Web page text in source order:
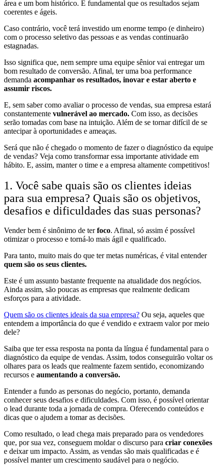
área e um bom histórico. É fundamental que os resultados sejam
coerentes e ágeis.
Caso contrário, você terá investido um enorme tempo (e dinheiro)
com o processo seletivo das pessoas e as vendas continuarão
estagnadas.
Isso significa que, nem sempre uma equipe sênior vai entregar um
bom resultado de conversão. Afinal, ter uma boa performance
demanda acompanhar os resultados, inovar e estar aberto e
assumir riscos.
E, sem saber como avaliar o processo de vendas, sua empresa estará
constantemente vulnerável ao mercado. Com isso, as decisões
serão tomadas com base na intuição. Além de se tornar difícil de se
antecipar à oportunidades e ameaças.
Será que não é chegado o momento de fazer o diagnóstico da equipe
de vendas? Veja como transformar essa importante atividade em
hábito. E, assim, manter o time e a empresa altamente competitivos!
1. Você sabe quais são os clientes ideias
para sua empresa? Quais são os objetivos,
desafios e dificuldades das suas personas?
Vender bem é sinônimo de terfoco. Afinal, só assim é possível
otimizar o processo e torná-lo mais ágil e qualificado.
Para tanto, muito mais do que ter metas numéricas, é vital entender
quem são os seus clientes.
Este é um assunto bastante frequente na atualidade dos negócios.
Ainda assim, são poucas as empresas que realmente dedicam
esforços para a atividade.
Quem são os clientes ideais da sua empresa? Ou seja, aqueles que
entendem a importância do que é vendido e extraem valor por meio
dele?
Saiba que ter essa resposta na ponta da língua é fundamental para o
diagnóstico da equipe de vendas. Assim, todos conseguirão voltar os
olhares para os leads que realmente fazem sentido, economizando
recursos e aumentando a conversão.
Entender a fundo as personas do negócio, portanto, demanda
conhecer seus desafios e dificuldades. Com isso, é possível orientar
o lead durante toda a jornada de compra. Oferecendo conteúdos e
dicas que o ajudem a tomar as decisões.
Como resultado, o lead chega mais preparado para os vendedores
que, por sua vez, conseguem moldar o discurso para criar conexões
e deixar um impacto. Assim, as vendas são mais qualificadas e é
possível manter um crescimento saudável para o negócio.